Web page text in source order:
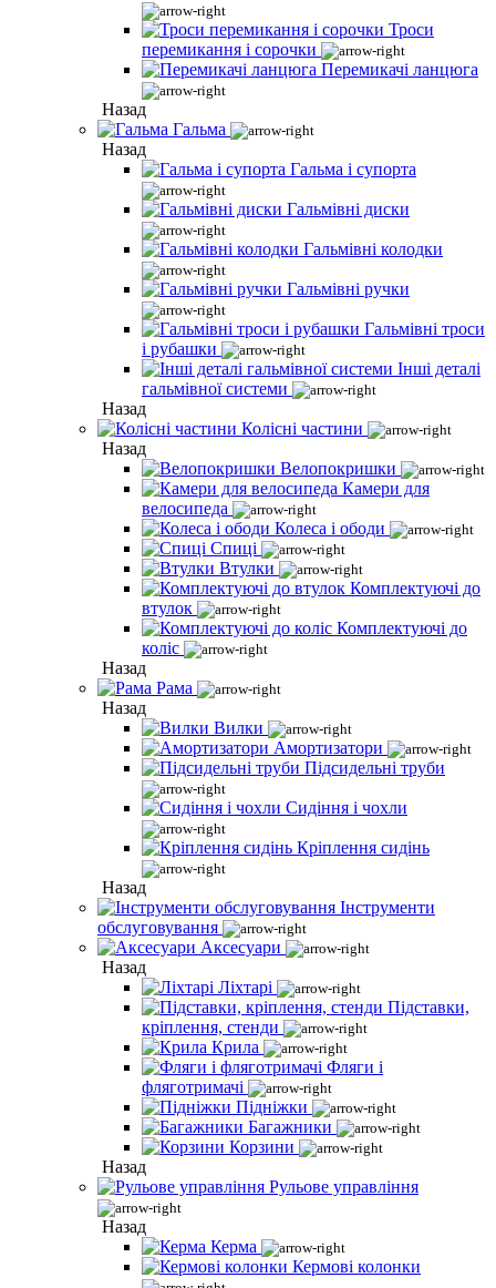
Троси
перемикання і сорочки
Перемикачі ланцюга
Назад
Гальма
Назад
Гальма і супорта
Гальмівні диски
Гальмівні колодки
Гальмівні ручки
Гальмівні троси
і рубашки
Інші деталі
гальмівної системи
Назад
Колісні частини
Назад
Велопокришки
Камери для
велосипеда
Колеса і ободи
Спиці
Втулки
Комплектуючі до
втулок
Комплектуючі до
коліс
Назад
Рама
Назад
Вилки
Амортизатори
Підсидельні труби
Сидіння і чохли
Кріплення сидінь
Назад
Інструменти
обслуговування
Аксесуари
Назад
Ліхтарі
Підставки,
кріплення, стенди
Крила
Фляги і
фляготримачі
Підніжки
Багажники
Корзини
Назад
Рульове управління
Назад
Керма
Кермові колонки